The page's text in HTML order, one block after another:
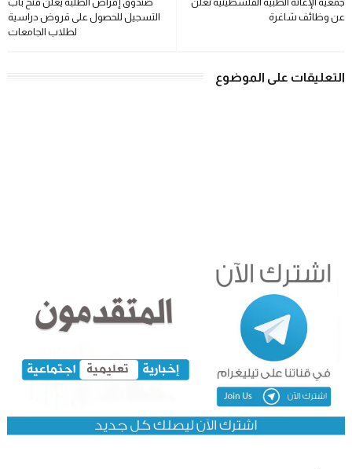
التسجيل للحصول على قروض دراسية
لطلاب الجامعات
عن وظائف شاغرة
التعليقات على الموضوع